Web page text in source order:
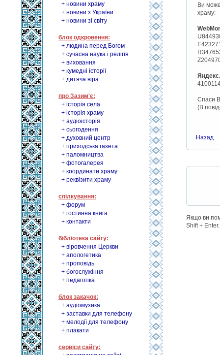
+ новини храму
+ новини з України
+ новини зі світу
блок одкровення:
+ людина перед Богом
+ сучасна наука і релігія
+ виховання
+ кумедні історії
+ дитяча віра
про Зазим'є:
+ історія села
+ історія храму
+ аудіоісторія
+ сьогодення
+ духовний центр
+ приходська газета
+ паломництва
+ фотогалерея
+ координати храму
+ реквізити храму
спілкування:
+ форум
+ гостинна книга
+ контакти
бібліотека сайту:
+ віровчення Церкви
+ апологетика
+ проповідь
+ богослужіння
+ педагогіка
блок закачок:
+ аудіомузика
+ заставки для телефону
+ мелодії для телефону
+ плакати
сервіси сайту:
Ви
храму:
Спаси
(В
Назад
Якщо ви
Shift + Enter.